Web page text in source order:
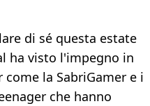
di sé questa estate
ha visto l'impegno in
la SabriGamer e i
che hanno